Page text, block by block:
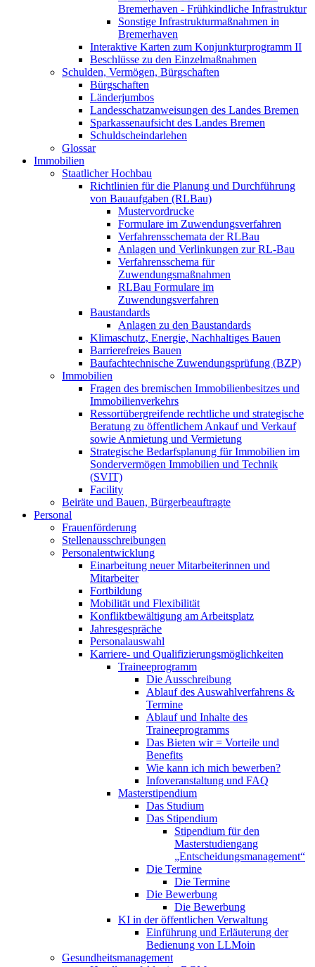
Bremerhaven - Frühkindliche Infrastruktur
Sonstige Infrastrukturmaßnahmen in
Bremerhaven
Interaktive Karten zum Konjunkturprogramm II
Beschlüsse zu den Einzelmaßnahmen
Schulden, Vermögen, Bürgschaften
Bürgschaften
Länderjumbos
Landesschatzanweisungen des Landes Bremen
Sparkassenaufsicht des Landes Bremen
Schuldscheindarlehen
Glossar
Immobilien
Staatlicher Hochbau
Richtlinien für die Planung und Durchführung
von Bauaufgaben (RLBau)
Mustervordrucke
Formulare im Zuwendungsverfahren
Verfahrensschemata der RLBau
Anlagen und Verlinkungen zur RL-Bau
Verfahrensschema für
Zuwendungsmaßnahmen
RLBau Formulare im
Zuwendungsverfahren
Baustandards
Anlagen zu den Baustandards
Klimaschutz, Energie, Nachhaltiges Bauen
Barrierefreies Bauen
Baufachtechnische Zuwendungsprüfung (BZP)
Immobilien
Fragen des bremischen Immobilienbesitzes und
Immobilienverkehrs
Ressortübergreifende rechtliche und strategische
Beratung zu öffentlichem Ankauf und Verkauf
sowie Anmietung und Vermietung
Strategische Bedarfsplanung für Immobilien im
Sondervermögen Immobilien und Technik
(SVIT)
Facility
Beiräte und Bauen, Bürgerbeauftragte
Personal
Frauenförderung
Stellenausschreibungen
Personalentwicklung
Einarbeitung neuer Mitarbeiterinnen und
Mitarbeiter
Fortbildung
Mobilität und Flexibilität
Konfliktbewältigung am Arbeitsplatz
Jahresgespräche
Personalauswahl
Karriere- und Qualifizierungsmöglichkeiten
Traineeprogramm
Die Ausschreibung
Ablauf des Auswahlverfahrens &
Termine
Ablauf und Inhalte des
Traineeprogramms
Das Bieten wir = Vorteile und
Benefits
Wie kann ich mich bewerben?
Infoveranstaltung und FAQ
Masterstipendium
Das Studium
Das Stipendium
Stipendium für den
Masterstudiengang
„Entscheidungsmanagement“
Die Termine
Die Termine
Die Bewerbung
Die Bewerbung
KI in der öffentlichen Verwaltung
Einführung und Erläuterung der
Bedienung von LLMoin
Gesundheitsmanagement